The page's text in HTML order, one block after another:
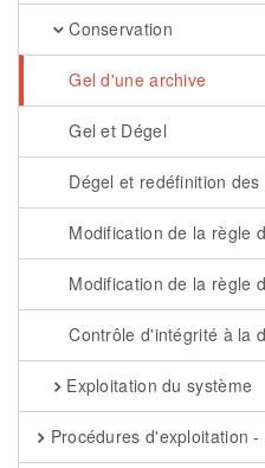
Conservation
Gel d'une archive
Gel et Dégel
Dégel et redéfinition
Modification de la règle
Modification de la règle
Contrôle d'intégrité à la
Exploitation du système
Procédures d'exploitation